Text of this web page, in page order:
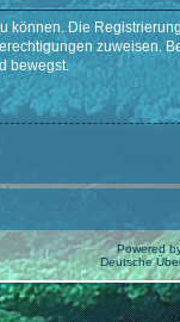
können. Die
zuweisen.
bewegst.
Powered
Deutsche